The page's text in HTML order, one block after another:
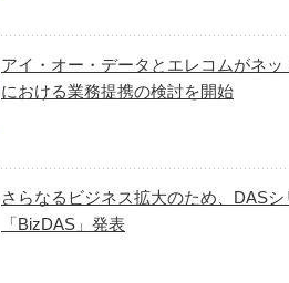
アイ・オー・データとエレコムがネ
における業務提携の検討を開始
さらなるビジネス拡大のため、DAS
「BizDAS」発表